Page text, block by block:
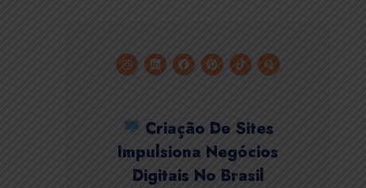
Criação De Sites
Impulsiona Negócios
Digitais No Brasil